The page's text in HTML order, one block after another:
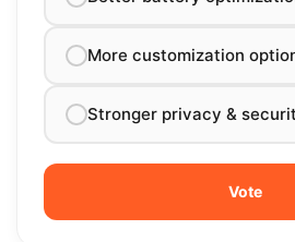
More customization
Stronger privacy &